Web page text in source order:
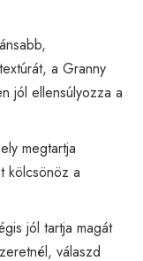
a Granny
jól ellensúlyozza a
megtartja
kölcsönöz a
jól tartja magát
válaszd